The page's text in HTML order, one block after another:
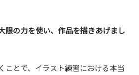
限の力を使い、作品を描きあげまし
ことで、イラスト練習における本当